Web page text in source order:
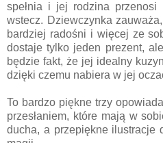
spełnia i jej rodzina
wstecz. Dziewczynka
bardziej radośni i więcej ze
dostaje tylko jeden prezent,
będzie fakt, że jej idealny
dzięki czemu nabiera w jej
To bardzo piękne trzy
przesłaniem, które mają w
ducha, a przepiękne ilustracje